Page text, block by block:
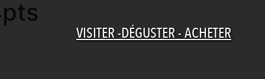
VISITER -DÉGUSTER - ACHETER